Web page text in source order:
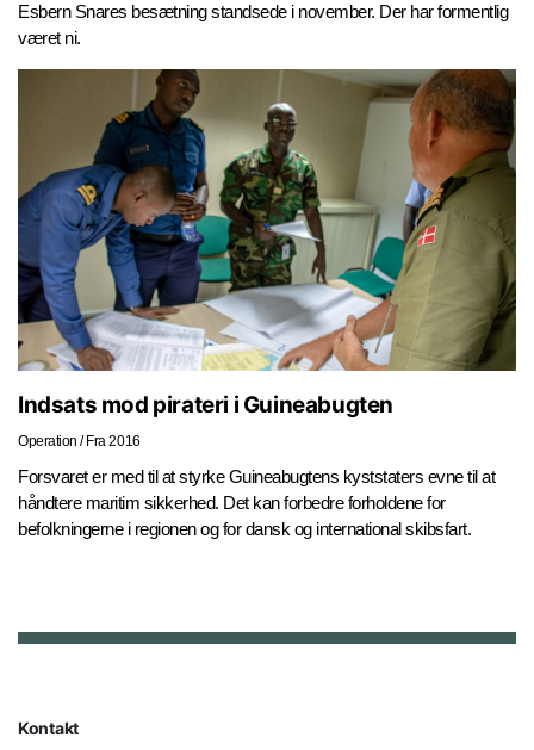
Esbern Snares besætning standsede i november. Der har formentlig
været ni.
Indsats mod pirateri i Guineabugten
Operation / Fra 2016
Forsvaret er med til at styrke Guineabugtens kyststaters evne til at
håndtere maritim sikkerhed. Det kan forbedre forholdene for
befolkningerne i regionen og for dansk og international skibsfart.
Kontakt